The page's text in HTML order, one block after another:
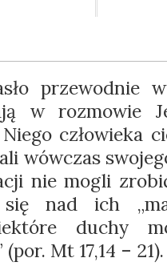
przewodnie
w rozmowie
człowieka
wówczas
nie mogli
się nad ich
duchy
Mt 17,14 – 21).